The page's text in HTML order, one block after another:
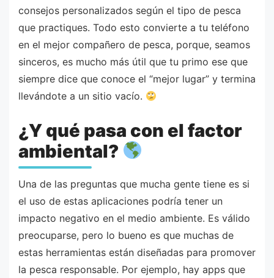
consejos personalizados según el tipo de pesca
que practiques. Todo esto convierte a tu teléfono
en el mejor compañero de pesca, porque, seamos
sinceros, es mucho más útil que tu primo ese que
siempre dice que conoce el “mejor lugar” y termina
llevándote a un sitio vacío.
¿Y qué pasa con el factor
ambiental?
Una de las preguntas que mucha gente tiene es si
el uso de estas aplicaciones podría tener un
impacto negativo en el medio ambiente. Es válido
preocuparse, pero lo bueno es que muchas de
estas herramientas están diseñadas para promover
la pesca responsable. Por ejemplo, hay apps que